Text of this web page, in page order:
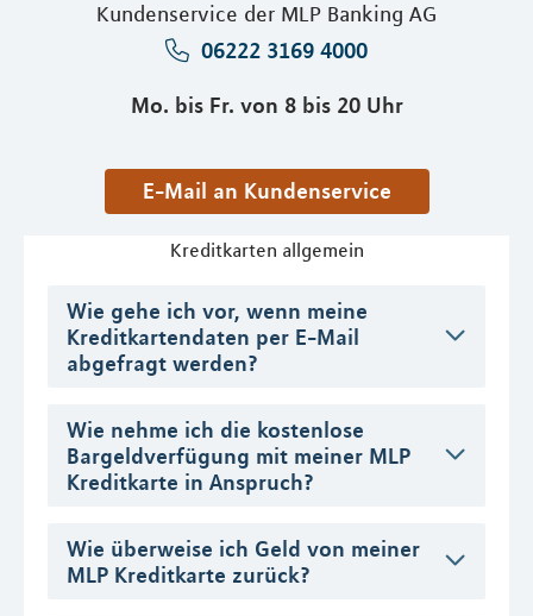
Kundenservice der MLP Banking AG
06222 3169 4000
Mo. bis Fr. von 8 bis 20 Uhr
E-Mail an Kundenservice
Kreditkarten allgemein
Wie gehe ich vor, wenn meine
Kreditkartendaten per E-Mail
abgefragt werden?
Wie nehme ich die kostenlose
Bargeldverfügung mit meiner MLP
Kreditkarte in Anspruch?
Wie überweise ich Geld von meiner
MLP Kreditkarte zurück?